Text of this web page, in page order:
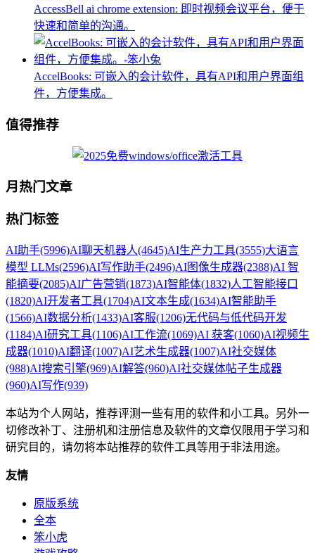
AccessBell ai chrome extension: 即时视频会议平台，便于
快速和简单的沟通。
AccelBooks: 可嵌入的会计软件，具有API和用户界面组
件，方便集成。
值得推荐
月热门文章
热门标签
AI助手(5996)AI聊天机器人(4645)AI生产力工具(3555)大语言
模型 LLMs(2596)AI写作助手(2496)AI图像生成器(2388)AI 智
能摘要(2085)AI广告营销(1873)AI智能体(1832)人工智能接口
(1820)AI开发者工具(1704)AI文本生成(1634)AI智能助手
(1566)AI数据分析(1433)AI客服(1206)无代码与低代码开发
(1184)AI研究工具(1106)AI工作流(1069)AI 获客(1060)AI视频生
成器(1010)AI翻译(1007)AI艺术生成器(1007)AI社交媒体
(988)AI搜索引擎(969)AI解答(960)AI社交媒体帖子生成器
(960)AI写作(939)
本站为个人网站，推荐评测一些有用的软件和小工具。另外一
切修改补丁、注册机和注册信息及软件的文章仅限用于学习和
研究目的，请勿将本站推荐的软件工具等用于非法用途。
友情
原版系统
全本
笨小虎